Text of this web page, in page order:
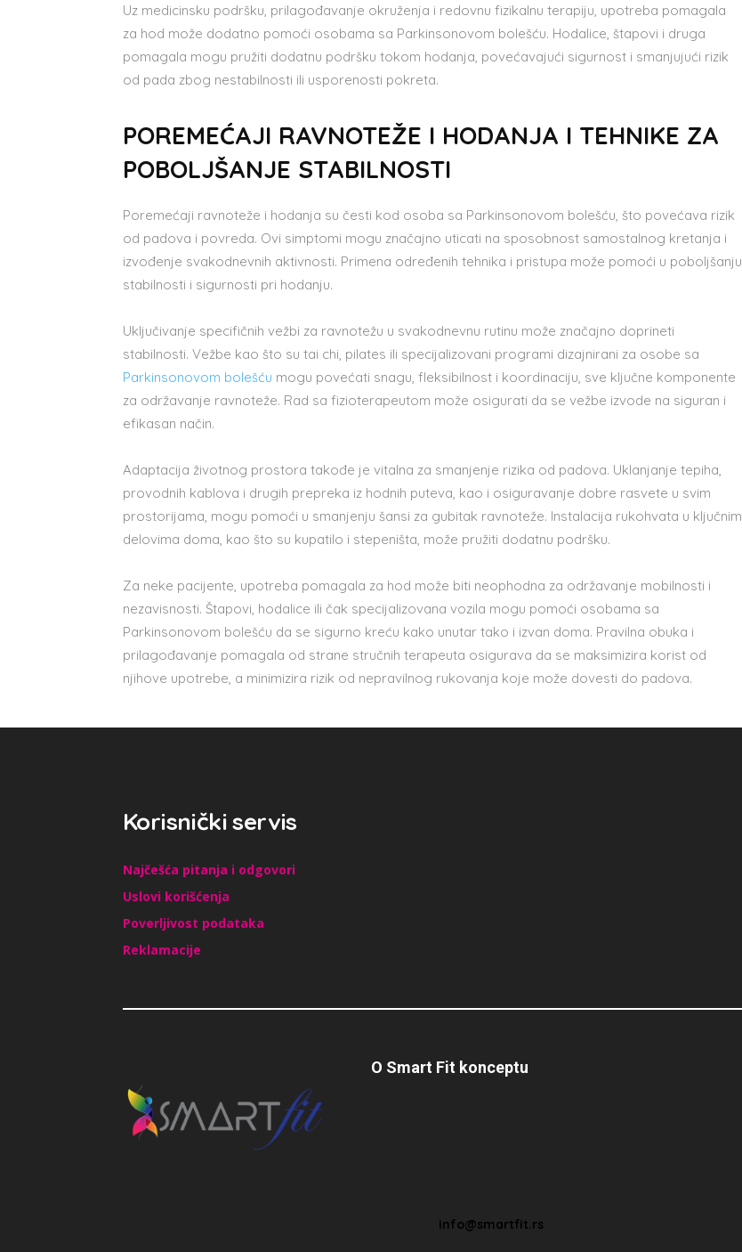
Uz medicinsku podršku, prilagođavanje okruženja i redovnu fizikalnu terapiju, upotreba pomagala
za hod može dodatno pomoći osobama sa Parkinsonovom bolešću. Hodalice, štapovi i druga
pomagala mogu pružiti dodatnu podršku tokom hodanja, povećavajući sigurnost i smanjujući rizik
od pada zbog nestabilnosti ili usporenosti pokreta.
POREMEĆAJI RAVNOTEŽE I HODANJA I TEHNIKE ZA
POBOLJŠANJE STABILNOSTI
Poremećaji ravnoteže i hodanja su česti kod osoba sa Parkinsonovom bolešću, što povećava rizik
od padova i povreda. Ovi simptomi mogu značajno uticati na sposobnost samostalnog kretanja i
izvođenje svakodnevnih aktivnosti. Primena određenih tehnika i pristupa može pomoći u poboljšanju
stabilnosti i sigurnosti pri hodanju.
Uključivanje specifičnih vežbi za ravnotežu u svakodnevnu rutinu može značajno doprineti
stabilnosti. Vežbe kao što su tai chi, pilates ili specijalizovani programi dizajnirani za osobe sa
Parkinsonovom bolešću mogu povećati snagu, fleksibilnost i koordinaciju, sve ključne komponente
za održavanje ravnoteže. Rad sa fizioterapeutom može osigurati da se vežbe izvode na siguran i
efikasan način.
Adaptacija životnog prostora takođe je vitalna za smanjenje rizika od padova. Uklanjanje tepiha,
provodnih kablova i drugih prepreka iz hodnih puteva, kao i osiguravanje dobre rasvete u svim
prostorijama, mogu pomoći u smanjenju šansi za gubitak ravnoteže. Instalacija rukohvata u ključnim
delovima doma, kao što su kupatilo i stepeništa, može pružiti dodatnu podršku.
Za neke pacijente, upotreba pomagala za hod može biti neophodna za održavanje mobilnosti i
nezavisnosti. Štapovi, hodalice ili čak specijalizovana vozila mogu pomoći osobama sa
Parkinsonovom bolešću da se sigurno kreću kako unutar tako i izvan doma. Pravilna obuka i
prilagođavanje pomagala od strane stručnih terapeuta osigurava da se maksimizira korist od
njihove upotrebe, a minimizira rizik od nepravilnog rukovanja koje može dovesti do padova.
Korisnički servis
Najčešća pitanja i odgovori
Uslovi korišćenja
Poverljivost podataka
Reklamacije
O Smart Fit konceptu
info@smartfit.rs